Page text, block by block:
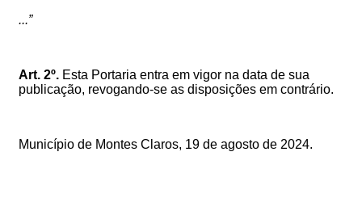
...”
Art. 2º. Esta Portaria entra em vigor na data de sua
publicação, revogando-se as disposições em contrário.
Município de Montes Claros, 19 de agosto de 2024.